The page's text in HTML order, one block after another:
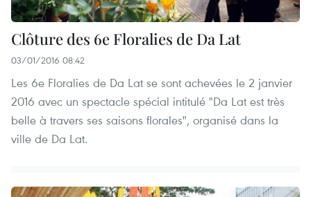
Clôture des 6e Floralies de Da Lat
03/01/2016 08:42
Les 6e Floralies de Da Lat se sont achevées le 2 janvier
2016 avec un spectacle spécial intitulé "Da Lat est très
belle à travers ses saisons florales", organisé dans la
ville de Da Lat.